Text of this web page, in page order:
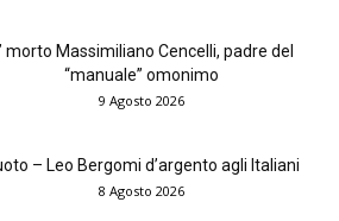
morto Massimiliano Cencelli, padre del
“manuale” omonimo
9 Agosto 2026
– Leo Bergomi d’argento agli Italiani
8 Agosto 2026